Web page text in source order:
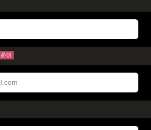
必須